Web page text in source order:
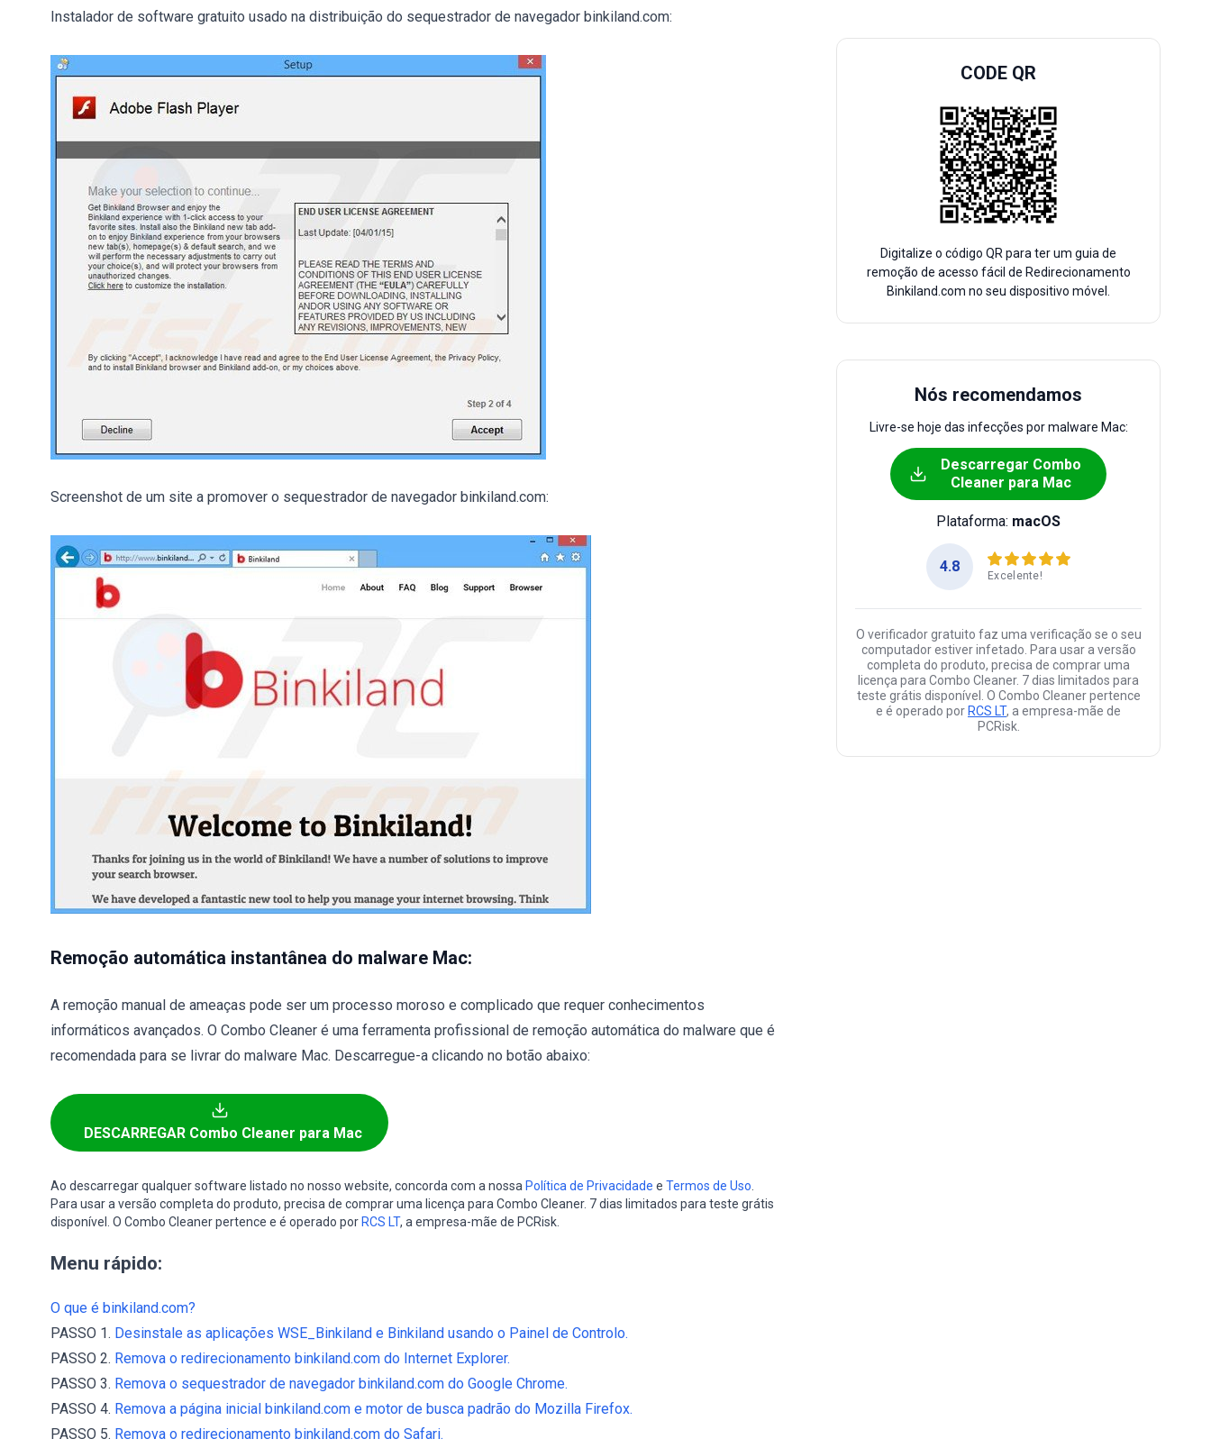
Instalador de software gratuito usado na distribuição do sequestrador de navegador binkiland.com:
Screenshot de um site a promover o sequestrador de navegador binkiland.com:
Remoção automática instantânea do malware Mac:
A remoção manual de ameaças pode ser um processo moroso e complicado que requer conhecimentos
informáticos avançados. O Combo Cleaner é uma ferramenta profissional de remoção automática do malware que é
recomendada para se livrar do malware Mac. Descarregue-a clicando no botão abaixo:
DESCARREGAR Combo Cleaner para Mac
Ao descarregar qualquer software listado no nosso website, concorda com a nossa Política de Privacidade e Termos de Uso
Para usar a versão completa do produto, precisa de comprar uma licença para Combo Cleaner. 7 dias limitados para teste grátis
disponível. O Combo Cleaner pertence e é operado por RCS LT, a empresa-mãe de PCRisk.
Menu rápido:
O que é binkiland.com?
PASSO 1. Desinstale as aplicações WSE_Binkiland e Binkiland usando o Painel de Controlo.
PASSO 2. Remova o redirecionamento binkiland.com do Internet Explorer.
PASSO 3. Remova o sequestrador de navegador binkiland.com do Google Chrome.
PASSO 4. Remova a página inicial binkiland.com e motor de busca padrão do Mozilla Firefox.
PASSO 5. Remova o redirecionamento binkiland.com do Safari.
CODE QR
Digitalize o código QR para ter um guia de
remoção de acesso fácil de Redirecionamento
Binkiland.com no seu dispositivo móvel.
Nós recomendamos
Livre-se hoje das infecções por malware Mac:
Descarregar Combo
Cleaner para Mac
Plataforma: macOS
4.8
Excelente!
O verificador gratuito faz uma verificação se o seu
computador estiver infetado. Para usar a versão
completa do produto, precisa de comprar uma
licença para Combo Cleaner. 7 dias limitados para
teste grátis disponível. O Combo Cleaner pertence
e é operado por RCS LT, a empresa-mãe de
PCRisk.